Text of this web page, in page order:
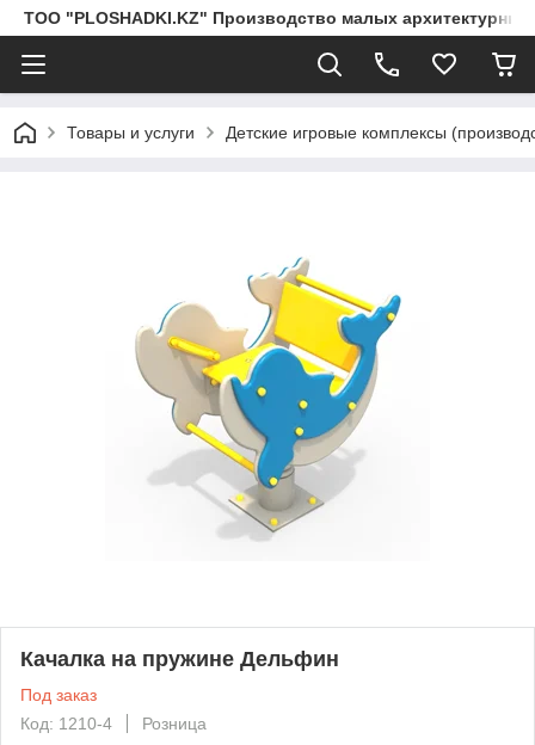
ТОО "PLOSHADKI.KZ" Производство малых
Товары и услуги Детские игровые комплексы
Качалка на пружине Дельфин
Под заказ
Код: 1210-4
Розница